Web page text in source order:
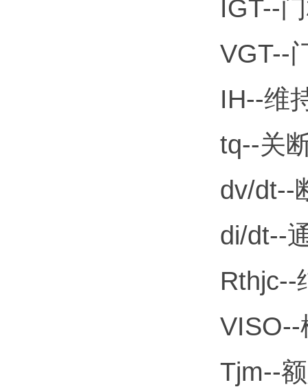
IGT--
VGT--
IH--维
tq--关
dv/dt--
di/dt--
Rthjc--
VISO--
Tjm--